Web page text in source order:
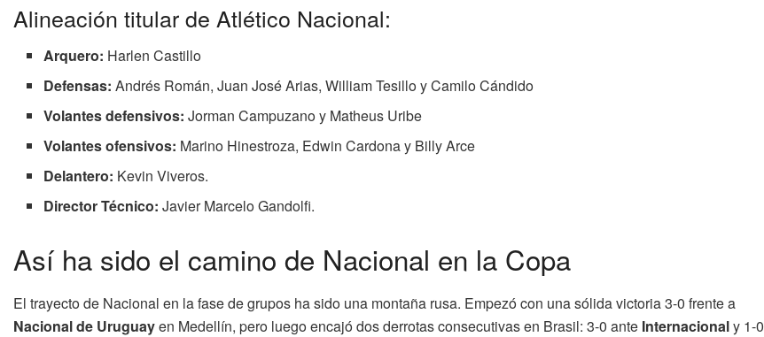
Alineación titular de Atlético Nacional:
Arquero: Harlen Castillo
Defensas: Andrés Román, Juan José Arias, William Tesillo y Camilo Cándido
Volantes defensivos: Jorman Campuzano y Matheus Uribe
Volantes ofensivos: Marino Hinestroza, Edwin Cardona y Billy Arce
Delantero: Kevin Viveros.
Director Técnico: Javier Marcelo Gandolfi.
Así ha sido el camino de Nacional en la Copa
El trayecto de Nacional en la fase de grupos ha sido una montaña rusa. Empezó con una sólida victoria 3-0 frente a
Nacional de Uruguayen Medellín, pero luego encajó dos derrotas consecutivas en Brasil: 3-0 ante Internacionaly 1-0